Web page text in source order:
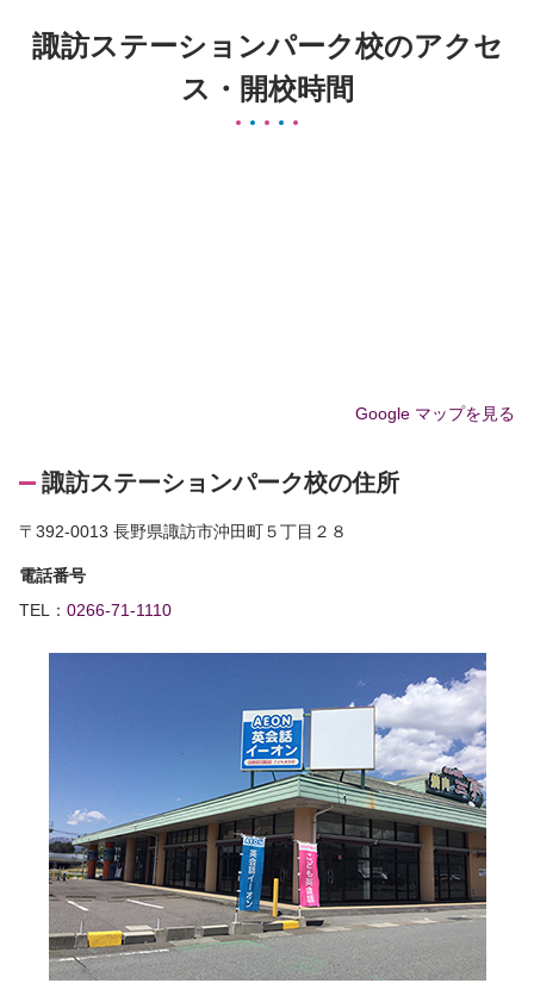
諏訪ステーションパーク校のアクセ
ス・開校時間
Google マップを見る
諏訪ステーションパーク校の住所
〒392-0013 長野県諏訪市沖田町５丁目２８
電話番号
TEL： 0266-71-1110